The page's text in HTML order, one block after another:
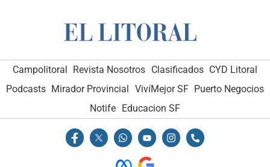
Campolitoral Revista Nosotros Clasificados CYD Litoral
Podcasts Mirador Provincial VivíMejor SF Puerto Negocios
Notife
Educacion SF